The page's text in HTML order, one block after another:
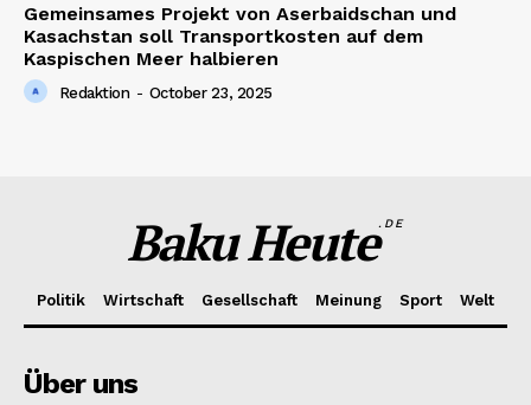
Gemeinsames Projekt von Aserbaidschan und
Kasachstan soll Transportkosten auf dem
Kaspischen Meer halbieren
Redaktion - October 23, 2025
Baku Heute.DE
Politik Wirtschaft Gesellschaft Meinung Sport Welt
Über uns